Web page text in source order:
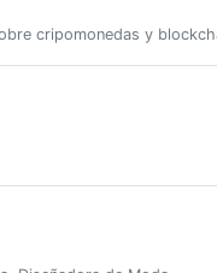
cripomonedas y